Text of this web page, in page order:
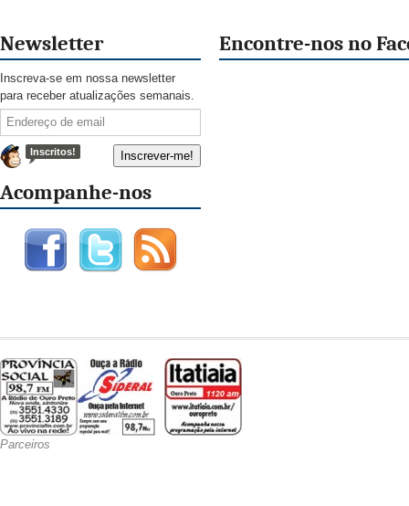
Newsletter
Inscreva-se em nossa newsletter
para receber atualizações semanais.
Inscritos!
Acompanhe-nos
Encontre-nos no
Parceiros